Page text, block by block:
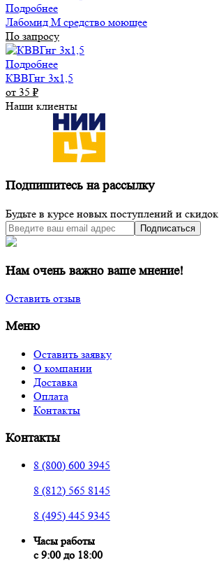
Подробнее
Лабомид М средство моющее
По запросу
Подробнее
КВВГнг 3х1,5
от 35 ₽
Наши клиенты
Подпишитесь на рассылку
Будьте в курсе новых поступлений и скидок
Подписаться
Нам очень важно ваше мнение!
Оставить отзыв
Меню
Оставить заявку
О компании
Доставка
Оплата
Контакты
Контакты
8 (800) 600 3945
8 (812) 565 8145
8 (495) 445 9345
Часы работы
с 9:00 до 18:00